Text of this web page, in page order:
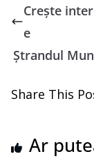
Crește
e
Ştrandul
Share This
Ar